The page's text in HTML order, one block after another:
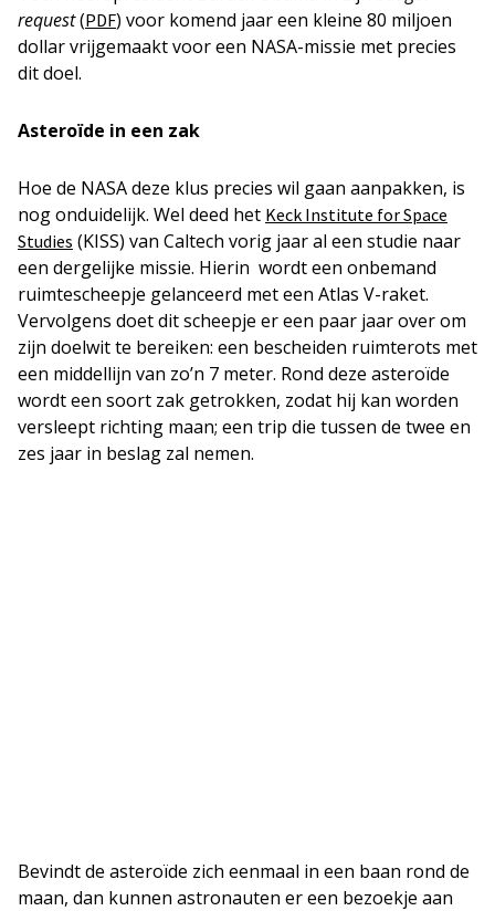
request(PDF) voor komend jaar een kleine 80 miljoen
dollar vrijgemaakt voor een NASA-missie met precies
dit doel.
Asteroïde in een zak
Hoe de NASA deze klus precies wil gaan aanpakken, is
nog onduidelijk. Wel deed het Keck Institute for Space
Studies (KISS) van Caltech vorig jaar al een studie naar
een dergelijke missie. Hierin wordt een onbemand
ruimtescheepje gelanceerd met een Atlas V-raket.
Vervolgens doet dit scheepje er een paar jaar over om
zijn doelwit te bereiken: een bescheiden ruimterots met
een middellijn van zo’n 7 meter. Rond deze asteroïde
wordt een soort zak getrokken, zodat hij kan worden
versleept richting maan; een trip die tussen de twee en
zes jaar in beslag zal nemen.
Bevindt de asteroïde zich eenmaal in een baan rond de
maan, dan kunnen astronauten er een bezoekje aan